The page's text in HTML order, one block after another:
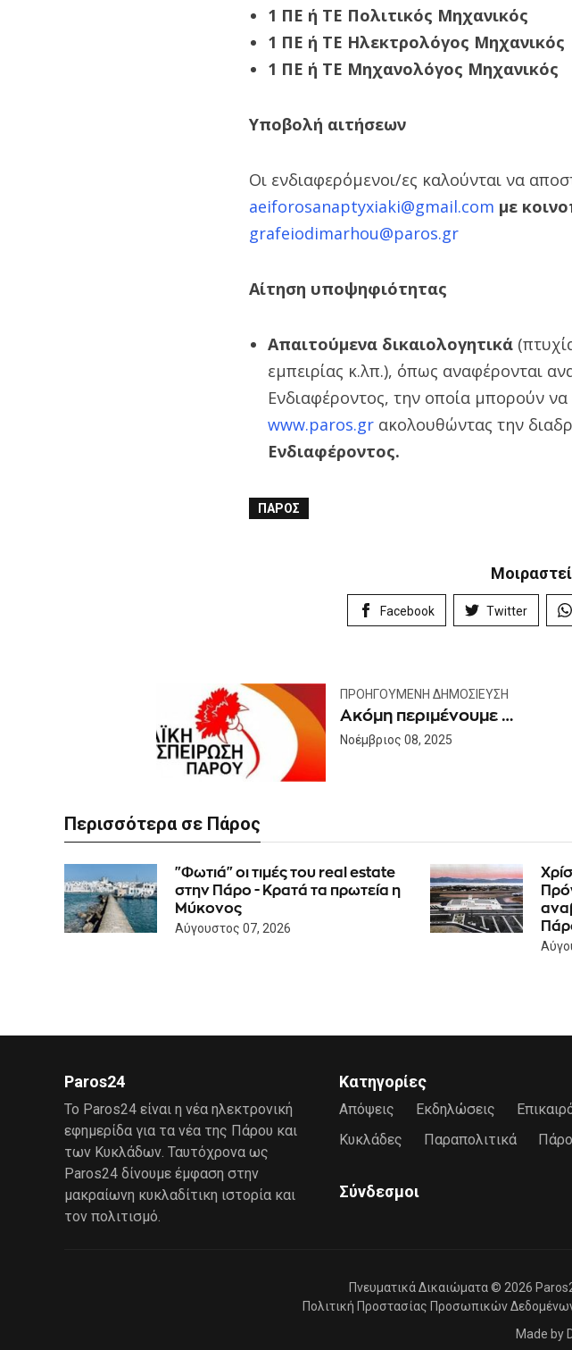
1 ΠΕ ή ΤΕ Πολιτικός Μηχανικός
1 ΠΕ ή ΤΕ Ηλεκτρολόγος Μηχανικός
1 ΠΕ ή ΤΕ Μηχανολόγος Μηχανικός
Υποβολή αιτήσεων
Οι ενδιαφερόμενοι/ες καλούνται να
aeiforosanaptyxiaki@gmail.com με
grafeiodimarhou@paros.gr
Αίτηση υποψηφιότητας
Απαιτούμενα δικαιολογητικά
εμπειρίας κ.λπ.), όπως αναφέρονται
Ενδιαφέροντος, την οποία μπορούν
www.paros.grακολουθώντας την
Ενδιαφέροντος.
ΠΆΡΟΣ
Facebook Twitter
ΠΡΟΗΓΟΎΜΕΝΗ ΔΗΜΟΣΊΕΥΣΗ
Ακόμη περιμένουμε …
Νοέμβριος 08, 2025
Περισσότερα σε Πάρος
"Φωτιά" οι τιμές του real estate
στην Πάρο - Κρατά τα πρωτεία η
Μύκονος
Αύγουστος 07, 2026
Paros24
Το Paros24 είναι η νέα ηλεκτρονική
εφημερίδα για τα νέα της Πάρου και
των Κυκλάδων. Ταυτόχρονα ως
Paros24 δίνουμε έμφαση στην
μακραίωνη κυκλαδίτικη ιστορία και
τον πολιτισμό.
Κατηγορίες
Απόψεις Εκδηλώσεις
Κυκλάδες
Παραπολιτικά
Σύνδεσμοι
Πνευματικά Δικαιώματα © 2026
Πολιτική Προστασίας Προσωπικών
Made by